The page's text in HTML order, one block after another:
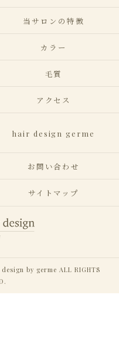
当サロンの特徴
カラー
毛質
アクセス
hair design germe
お問い合わせ
サイトマップ
by germe ALL RIGHTS